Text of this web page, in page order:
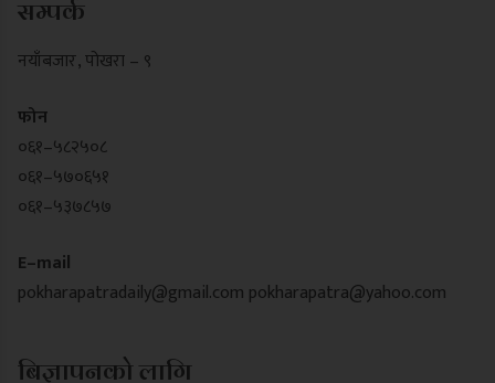
सम्पर्क
नयाँबजार , पोखरा – ९
फोन
०६१–५८२५०८
०६१–५७०६५१
०६१–५३७८५७
E–mail
pokharapatradaily@gmail.com pokharapatra@yahoo.com
बिज्ञापनको लागि